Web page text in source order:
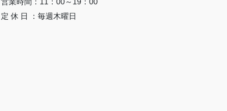
定 休 日 ：毎週木曜日